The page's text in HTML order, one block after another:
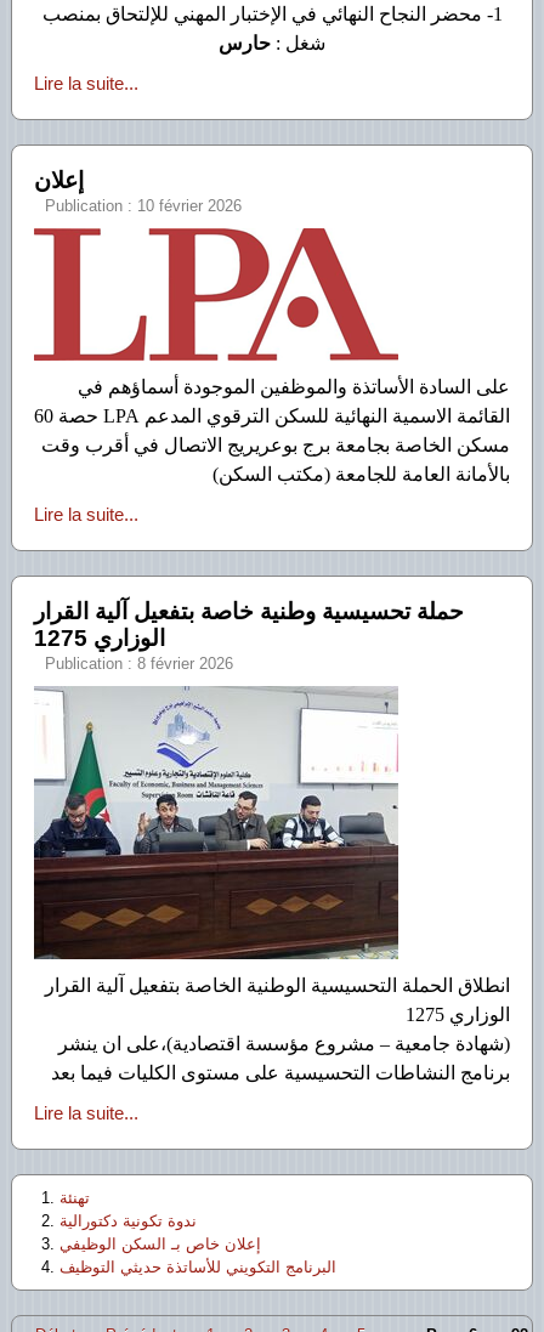
1- محضر النجاح النهائي في الإختبار المهني للإلتحاق بمنصب
شغل : حارس
Lire la suite...
إعلان
Publication : 10 février 2026
على السادة الأساتذة والموظفين الموجودة أسماؤهم في
القائمة الاسمية النهائية للسكن الترقوي المدعم LPA حصة 60
مسكن الخاصة بجامعة برج بوعريريج الاتصال في أقرب وقت
بالأمانة العامة للجامعة (مكتب السكن)
Lire la suite...
حملة تحسيسية وطنية خاصة بتفعيل آلية القرار
الوزاري 1275
Publication : 8 février 2026
انطلاق الحملة التحسيسية الوطنية الخاصة بتفعيل آلية القرار
الوزاري 1275
(شهادة جامعية – مشروع مؤسسة اقتصادية)،على ان ينشر
برنامج النشاطات التحسيسية على مستوى الكليات فيما بعد
Lire la suite...
تهنئة
ندوة تكونية دكتورالية
إعلان خاص بـ السكن الوظيفي
البرنامج التكويني للأساتذة حديثي التوظيف